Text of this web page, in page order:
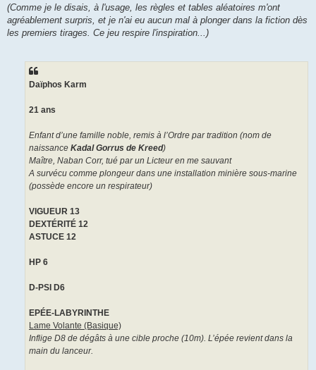
g
(Comme je le disais, à l'usage, les règles et tables aléatoires m'ont
agréablement surpris, et je n'ai eu aucun mal à plonger dans la fiction dès
les premiers tirages. Ce jeu respire l'inspiration...)
Daïphos Karm
21 ans
Enfant d’une famille noble, remis à l’Ordre par tradition (nom de
naissance Kadal Gorrus de Kreed)
Maître, Naban Corr, tué par un Licteur en me sauvant
A survécu comme plongeur dans une installation minière sous-marine
(possède encore un respirateur)
VIGUEUR 13
DEXTÉRITÉ 12
ASTUCE 12
HP 6
D-PSI D6
EPÉE-LABYRINTHE
Lame Volante (Basique)
Inflige D8 de dégâts à une cible proche (10m). L’épée revient dans la
main du lanceur.